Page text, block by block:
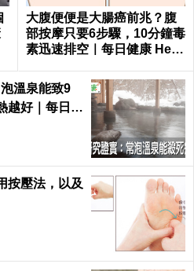
大腹便便是大腸癌前兆？腹
部按摩只要6步驟，10分鐘毒
素迅速排空｜每日健康 Healt
溫泉能致9
越好｜每日健
按壓法，以及